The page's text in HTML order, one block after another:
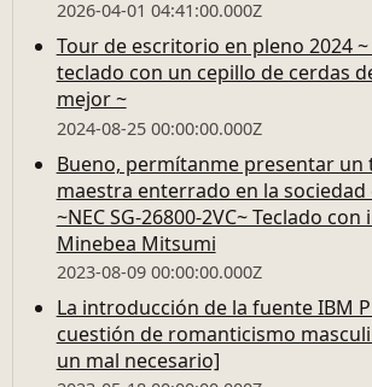
2026-04-01 04:41:00.000Z
Tour de escritorio en pleno 2024
teclado con un cepillo de cerdas
mejor ~
2024-08-25 00:00:00.000Z
Bueno, permítanme presentar un
maestra enterrado en la sociedad
~NEC SG-26800-2VC~ Teclado
Minebea Mitsumi
2023-08-09 00:00:00.000Z
La introducción de la fuente IBM
cuestión de romanticismo
un mal necesario]